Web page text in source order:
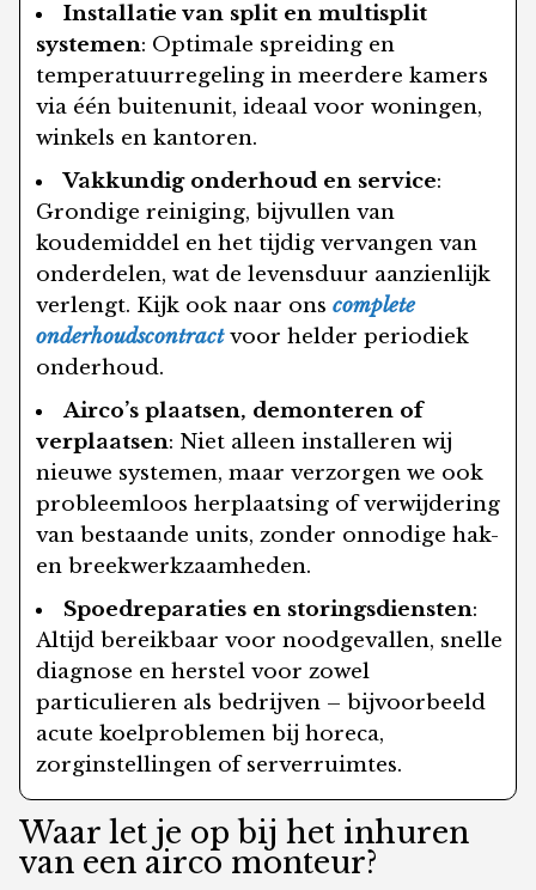
Installatie van split en multisplit
systemen: Optimale spreiding en
temperatuurregeling in meerdere kamers
via één buitenunit, ideaal voor woningen,
winkels en kantoren.
Vakkundig onderhoud en service:
Grondige reiniging, bijvullen van
koudemiddel en het tijdig vervangen van
onderdelen, wat de levensduur aanzienlijk
verlengt. Kijk ook naar onscomplete
onderhoudscontractvoor helder periodiek
onderhoud.
Airco’s plaatsen, demonteren of
verplaatsen: Niet alleen installeren wij
nieuwe systemen, maar verzorgen we ook
probleemloos herplaatsing of verwijdering
van bestaande units, zonder onnodige hak-
en breekwerkzaamheden.
Spoedreparaties en storingsdiensten:
Altijd bereikbaar voor noodgevallen, snelle
diagnose en herstel voor zowel
particulieren als bedrijven – bijvoorbeeld
acute koelproblemen bij horeca,
zorginstellingen of serverruimtes.
Waar let je op bij het inhuren
van een airco monteur?